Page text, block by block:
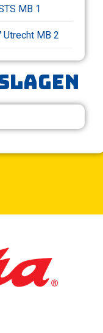
MB 1
Utrecht MB 2